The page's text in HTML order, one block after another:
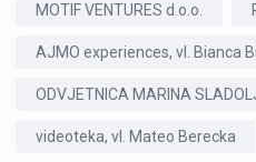
MOTIF VENTURES d.o.o.
AJMO experiences, vl. Bianca
ODVJETNICA MARINA
videoteka, vl. Mateo Berecka